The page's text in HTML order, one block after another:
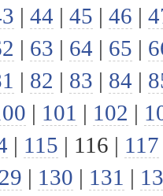
| 44 | 45 | 46 |
| 63 | 64 | 65 |
| 82 | 83 | 84 |
| 101 | 102 |
| 115 | 116 | 117
| 130 | 131 |